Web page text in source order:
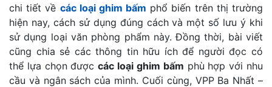
chi tiết về các loại ghim bấm phổ biến trên thị trường
hiện nay, cách sử dụng đúng cách và một số lưu ý khi
sử dụng loại văn phòng phẩm này. Đồng thời, bài viết
cũng chia sẻ các thông tin hữu ích để người đọc có
thể lựa chọn đượccác loại ghim bấm phù hợp với nhu
cầu và ngân sách của mình. Cuối cùng, VPP Ba Nhất –